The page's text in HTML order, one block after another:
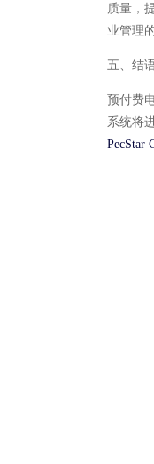
质量，
业管理
五、结
预付费
系统将
PecStar